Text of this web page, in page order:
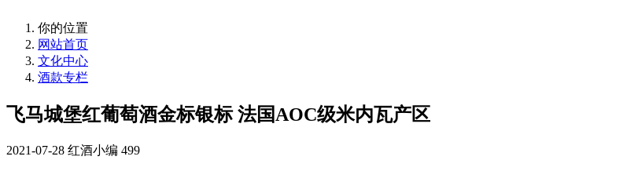
你的位置
网站首页
文化中心
酒款专栏
飞马城堡红葡萄酒金标银标 法国AOC级米内瓦产区
2021-07-28 红酒小编 499